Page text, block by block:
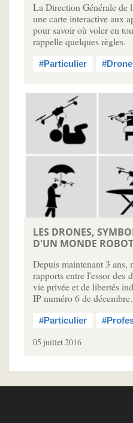
La Direction Générale
une carte interactive aux
pour savoir où voler en
rappelle quelques règles.
#Particulier
LES DRONES,
D'UN MONDE
Depuis maintenant 3 ans,
rapports entre l'essor des
vie privée et de libertés
IP numéro 6 de
#Particulier
05 juillet 2016